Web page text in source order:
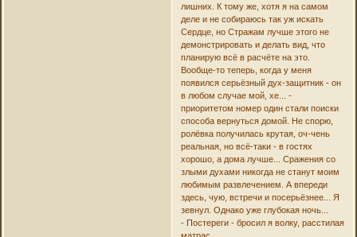
лишних. К тому же, хотя я на самом
деле и не собираюсь так уж искать
Сердце, но Стражам лучше этого не
демонстрировать и делать вид, что
планирую всё в расчёте на это.
Вообще-то теперь, когда у меня
появился серьёзный дух-защитник - он
в любом случае мой, хе... -
приоритетом номер один стали поиски
способа вернуться домой. Не спорю,
ролёвка получилась крутая, оч-чень
реальная, но всё-таки - в гостях
хорошо, а дома лучше... Сражения со
злыми духами никогда не станут моим
любимым развлечением. А впереди
здесь, чую, встречи и посерьёзнее... Я
зевнул. Однако уже глубокая ночь...
- Постереги - бросил я волку, расстилая